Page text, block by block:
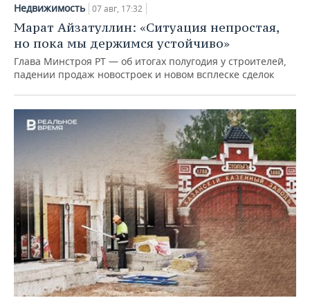
Недвижимость 07 авг, 17:32
Марат Айзатуллин: «Ситуация непростая,
но пока мы держимся устойчиво»
Глава Минстроя РТ — об итогах полугодия у строителей,
падении продаж новостроек и новом всплеске сделок